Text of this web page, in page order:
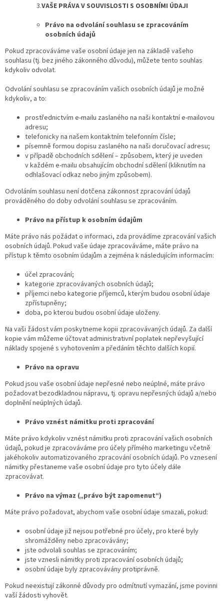
3.VAŠE PRÁVA V SOUVISLOSTI S OSOBNÍMI ÚDAJI
Právo na odvolání souhlasu se zpracováním
osobních údajů
Pokud zpracováváme vaše osobní údaje jen na základě vašeho
souhlasu (tj. bez jiného zákonného důvodu), můžete tento souhlas
kdykoliv odvolat.
Odvolání souhlasu se zpracováním vašich osobních údajů je možné
kdykoliv, a to:
prostřednictvím e-mailu zaslaného na naši kontaktní e-mailovou
adresu;
telefonicky na našem kontaktním telefonním čísle;
písemně formou dopisu zaslaného na naši doručovací adresu;
v případě obchodních sdělení – způsobem, který je uveden
v každém e-mailu obsahujícím obchodní sdělení (kliknutím na
odhlašovací odkaz nebo jiným způsobem).
Odvoláním souhlasu není dotčena zákonnost zpracování údajů
prováděného do doby odvolání souhlasu se zpracováním.
Právo na přístup k osobním údajům
Máte právo nás požádat o informaci, zda provádíme zpracování vašich
osobních údajů. Pokud vaše údaje zpracováváme, máte právo na
přístup k těmto osobním údajům a zejména k následujícím informacím:
účel zpracování;
kategorie zpracovávaných osobních údajů;
příjemci nebo kategorie příjemců, kterým budou osobní údaje
zpřístupněny;
doba, po kterou budou osobní údaje uloženy.
Na vaši žádost vám poskytneme kopii zpracovávaných údajů. Za další
kopie vám můžeme účtovat administrativní poplatek nepřevyšující
náklady spojené s vyhotovením a předáním těchto dalších kopií.
Právo na opravu
Pokud jsou vaše osobní údaje nepřesné nebo neúplné, máte právo
požadovat bezodkladnou nápravu, tj. opravu nepřesných údajů a/nebo
doplnění neúplných údajů.
Právo vznést námitku proti zpracování
Máte právo kdykoliv vznést námitku proti zpracování vašich osobních
údajů, pokud je zpracováváme pro účely přímého marketingu včetně
jakéhokoliv automatizovaného zpracování osobních údajů. Po vznesení
námitky přestaneme vaše osobní údaje pro tyto účely dále
zpracovávat.
Právo na výmaz („právo být zapomenut“)
Máte právo požadovat, abychom vaše osobní údaje smazali, pokud:
osobní údaje již nejsou potřebné pro účely, pro které byly
shromážděny nebo zpracovávány;
jste odvolali souhlas se zpracováním;
jste vznesli námitky proti zpracování osobních údajů;
osobní údaje byly zpracovávány protiprávně.
Pokud neexistují zákonné důvody pro odmítnutí vymazání, jsme povinni
vaší žádosti vyhovět.